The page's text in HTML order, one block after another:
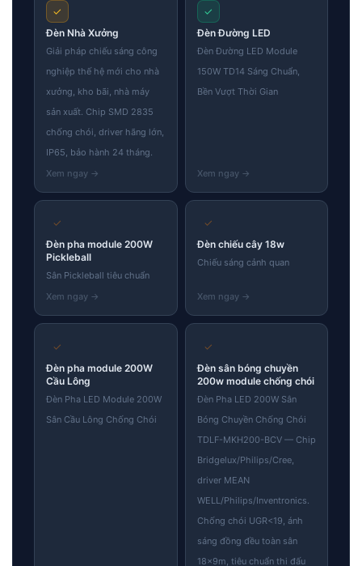
✓
Đèn Nhà Xưởng
Giải pháp chiếu sáng công
nghiệp thế hệ mới cho nhà
xưởng, kho bãi, nhà máy
sản xuất. Chip SMD 2835
chống chói, driver hãng lớn,
IP65, bảo hành 24 tháng.
✓
Đèn Đường LED
Đèn Đường LED Module
150W TD14 Sáng Chuẩn,
Bền Vượt Thời Gian
✓
Đèn pha module 200W
Pickleball
Sân Pickleball tiêu chuẩn
✓
Đèn chiếu cây 18w
Chiếu sáng cảnh quan
✓
Đèn pha module 200W
Cầu Lông
Đèn Pha LED Module 200W
Sân Cầu Lông Chống Chói
✓
Đèn sân bóng chuyền
200w module chống chói
Đèn Pha LED 200W Sân
Bóng Chuyền Chống Chói
TDLF-MKH200-BCV — Chip
Bridgelux/Philips/Cree,
driver MEAN
WELL/Philips/Inventronics.
Chống chói UGR<19, ánh
sáng đồng đều toàn sân
18×9m, tiêu chuẩn thi đấu